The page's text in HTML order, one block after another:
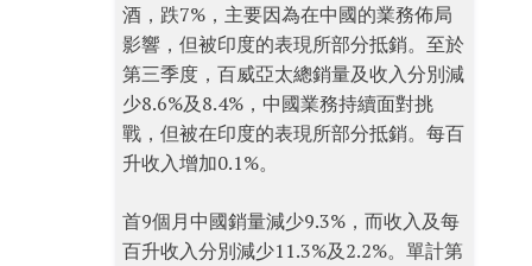
酒，跌7%，主要因為在中國的業務佈局
影響，但被印度的表現所部分抵銷。至於
第三季度，百威亞太總銷量及收入分別減
少8.6%及8.4%，中國業務持續面對挑
戰，但被在印度的表現所部分抵銷。每百
升收入增加0.1%。
首9個月中國銷量減少9.3%，而收入及每
百升收入分別減少11.3%及2.2%。單計第